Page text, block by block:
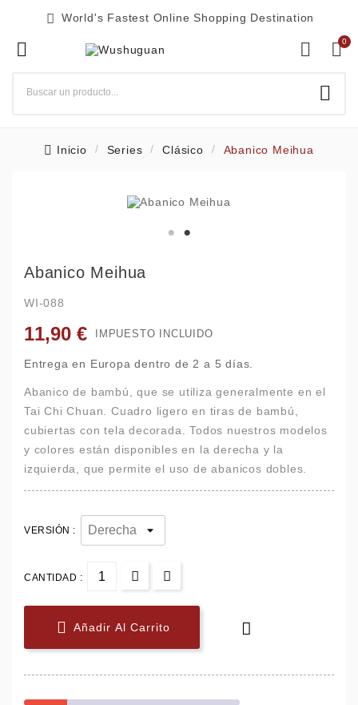
 World's Fastest Online Shopping Destination
  0

Inicio Series Clásico Abanico Meihua
Abanico Meihua
WI-088
11,90 € IMPUESTO INCLUIDO
Entrega en Europa dentro de 2 a 5 días.
Abanico de bambú, que se utiliza generalmente en el
Tai Chi Chuan. Cuadro ligero en tiras de bambú,
cubiertas con tela decorada. Todos nuestros modelos
y colores están disponibles en la derecha y la
izquierda, que permite el uso de abanicos dobles.
VERSIÓN :
CANTIDAD :
 Añadir Al Carrito 